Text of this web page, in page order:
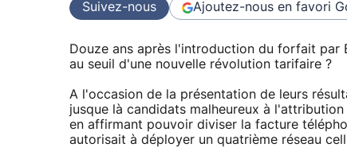
Suivez-nous Ajoutez-nous en favori
Douze ans après l'introduction du forfait par
au seuil d'une nouvelle révolution tarifaire ?
A l'occasion de la présentation de leurs
jusque là candidats malheureux à
en affirmant pouvoir diviser la facture
autorisait à déployer un quatrième réseau